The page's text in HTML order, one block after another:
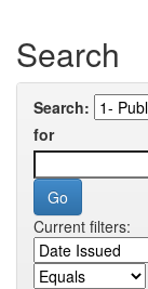
Search
Search:
for
Current filters: